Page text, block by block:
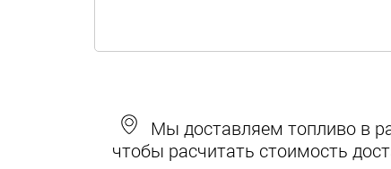
Мы доставляем топливо в
чтобы расчитать стоимость